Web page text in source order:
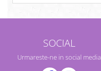
SOCIAL
Urmareste-ne in social media